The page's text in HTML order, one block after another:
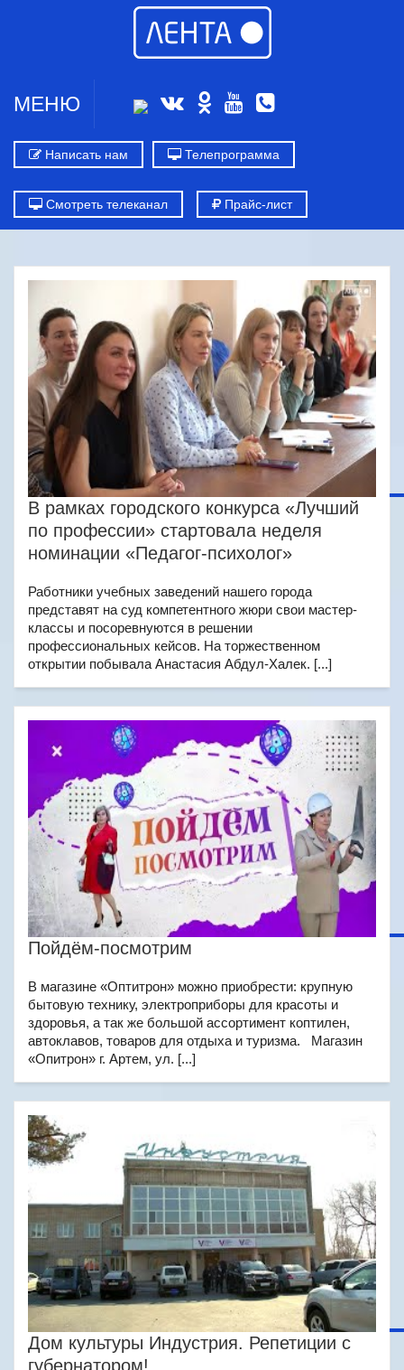
МЕНЮ
Написать нам Телепрограмма
Смотреть телеканал Прайс-лист
В рамках городского конкурса «Лучший
по профессии» стартовала неделя
номинации «Педагог-психолог»
Работники учебных заведений нашего города
представят на суд компетентного жюри свои мастер-
классы и посоревнуются в решении
профессиональных кейсов. На торжественном
открытии побывала Анастасия Абдул-Халек. [...]
Пойдём-посмотрим
В магазине «Оптитрон» можно приобрести: крупную
бытовую технику, электроприборы для красоты и
здоровья, а так же большой ассортимент коптилен,
автоклавов, товаров для отдыха и туризма. Магазин
«Опитрон» г. Артем, ул. [...]
Дом культуры Индустрия. Репетиции с
губернатором!